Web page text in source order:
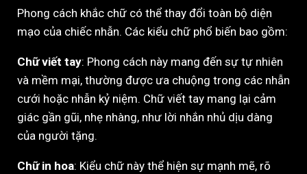
Phong cách khắc chữ có thể thay đổi toàn bộ diện
mạo của chiếc nhẫn. Các kiểu chữ phổ biến bao gồm:
Chữ viết tay: Phong cách này mang đến sự tự nhiên
và mềm mại, thường được ưa chuộng trong các nhẫn
cưới hoặc nhẫn kỷ niệm. Chữ viết tay mang lại cảm
giác gần gũi, nhẹ nhàng, như lời nhắn nhủ dịu dàng
của người tặng.
Chữ in hoa: Kiểu chữ này thể hiện sự mạnh mẽ, rõ